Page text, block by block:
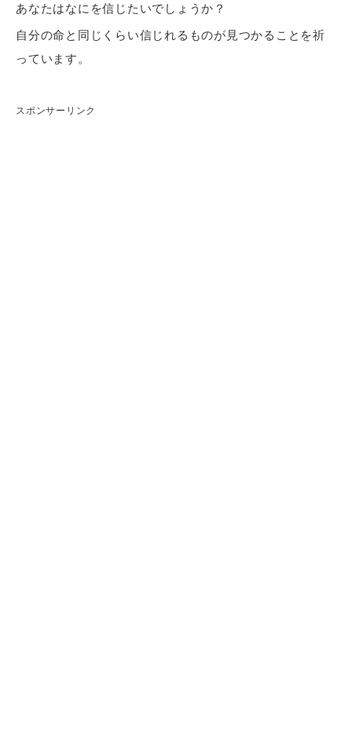
あなたはなにを信じたいでしょうか？
自分の命と同じくらい信じれるものが見つかることを祈
っています。
スポンサーリンク